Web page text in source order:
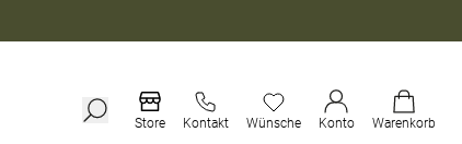
Store Kontakt Wünsche Konto Warenkorb